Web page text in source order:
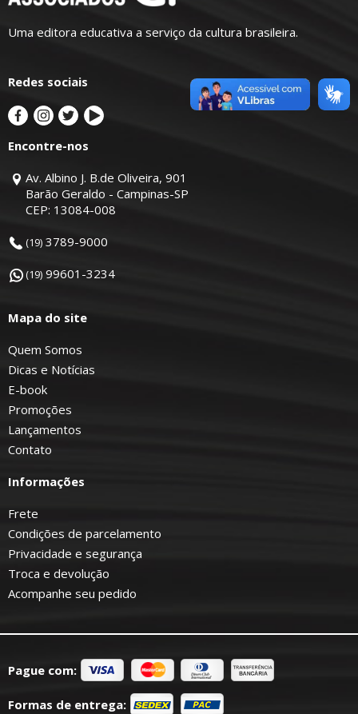
Uma editora educativa a serviço da cultura brasileira.
Redes sociais
Encontre-nos
Av. Albino J. B.de Oliveira, 901
Barão Geraldo - Campinas-SP
CEP: 13084-008
(19) 3789-9000
(19) 99601-3234
Mapa do site
Quem Somos
Dicas e Notícias
E-book
Promoções
Lançamentos
Contato
Informações
Frete
Condições de parcelamento
Privacidade e segurança
Troca e devolução
Acompanhe seu pedido
Pague com:
Formas de entrega: